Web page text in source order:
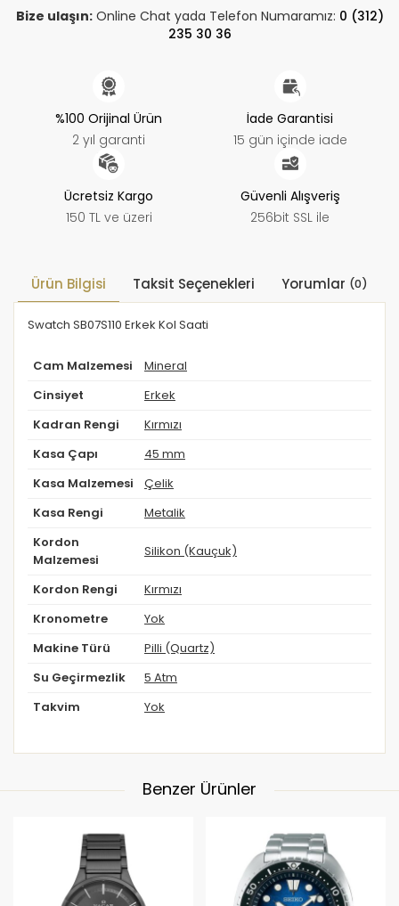
Bize ulaşın:Online Chat yada Telefon Numaramız: 0 (312)
235 30 36
%100 Orijinal Ürün
2 yıl garanti
İade Garantisi
15 gün içinde iade
Ücretsiz Kargo
150 TL ve üzeri
Güvenli Alışveriş
256bit SSL ile
Ürün Bilgisi Taksit Seçenekleri Yorumlar (0)
Swatch SB07S110 Erkek Kol Saati
Cam Malzemesi Mineral
Cinsiyet Erkek
Kadran Rengi Kırmızı
Kasa Çapı 45 mm
Kasa Malzemesi Çelik
Kasa Rengi Metalik
Kordon
Malzemesi
Silikon (Kauçuk)
Kordon Rengi Kırmızı
Kronometre Yok
Makine Türü Pilli (Quartz)
Su Geçirmezlik 5 Atm
Takvim Yok
Benzer Ürünler